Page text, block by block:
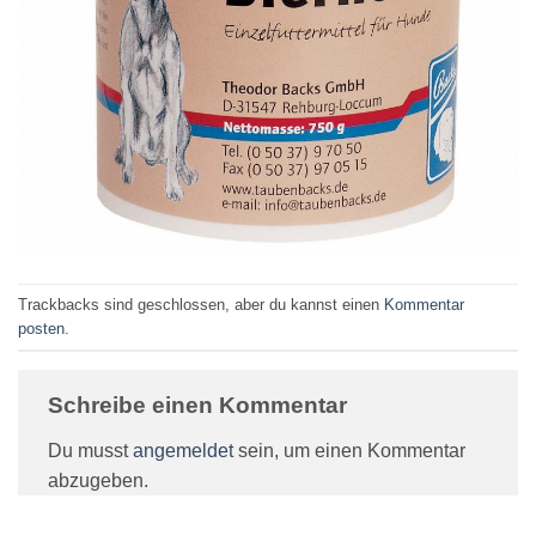
Trackbacks sind geschlossen, aber du kannst einen Kommentar
posten
Schreibe einen Kommentar
Du musstangemeldetsein, um einen Kommentar
abzugeben.